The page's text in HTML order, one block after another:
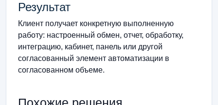
Результат
Клиент получает конкретную выполненную
работу: настроенный обмен, отчет, обработку,
интеграцию, кабинет, панель или другой
согласованный элемент автоматизации в
согласованном объеме.